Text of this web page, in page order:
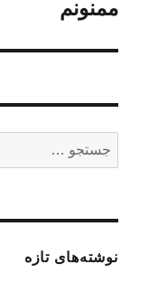
بعدی:
ممنونم
برای:
نوشته‌های تازه